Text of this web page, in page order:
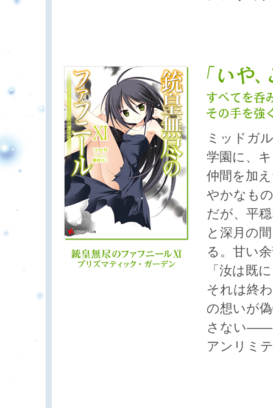
ミッドガ
学園に、
仲間を加
やかなも
だが、平
と深月の
る。甘い
「汝は既
それは終
の想いが
さない――
アンリミ